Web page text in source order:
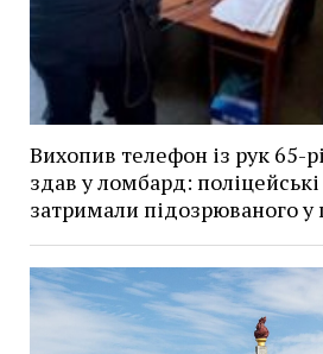
Вихопив телефон із рук 65-
здав у ломбард:
затримали підозрюваного у